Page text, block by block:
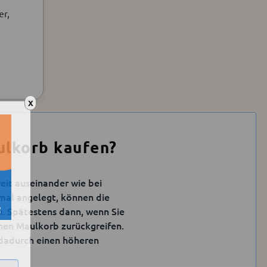
kaufen?
auseinander wie bei
angelegt, können die
dann, wenn Sie
Maulkorb zurückgreifen.
einen höheren
X